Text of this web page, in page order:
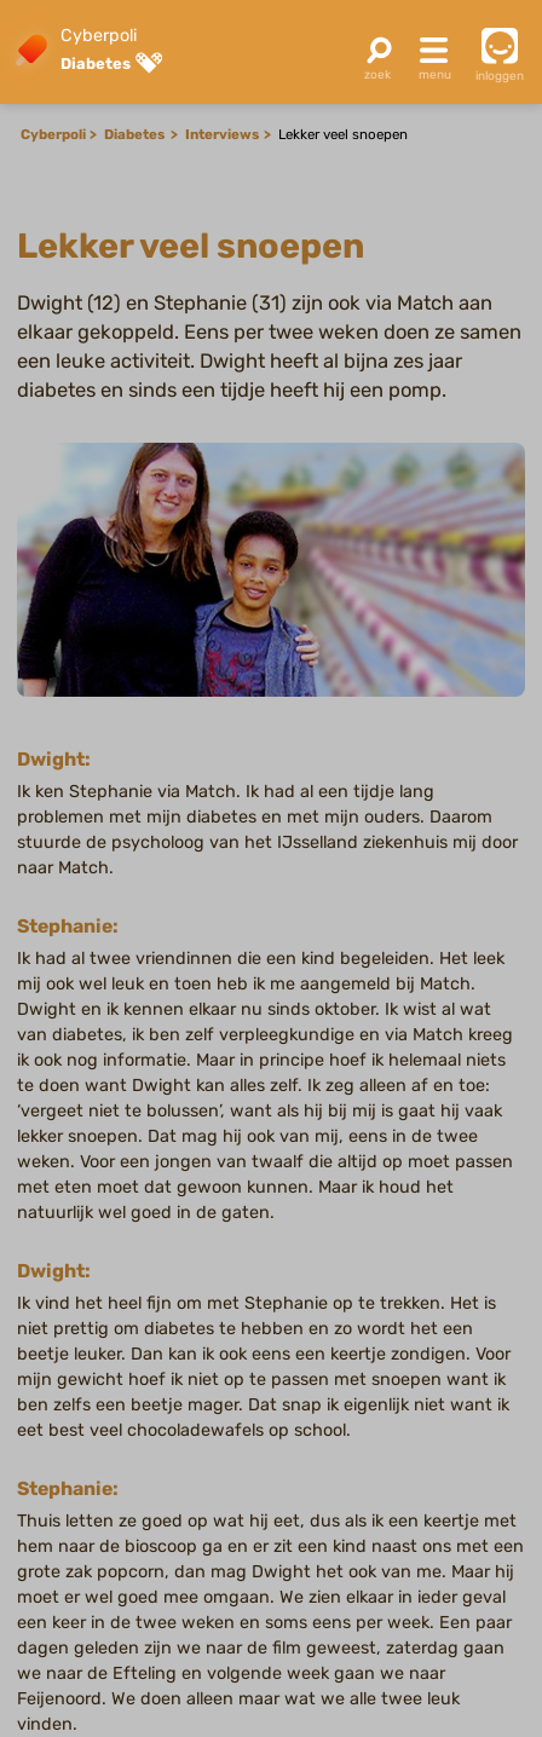
Cyberpoli
Diabetes
inloggen
Cyberpoli Diabetes Interviews Lekker veel snoepen
Lekker veel snoepen
Dwight (12) en Stephanie (31) zijn ook via Match aan
elkaar gekoppeld. Eens per twee weken doen ze samen
een leuke activiteit. Dwight heeft al bijna zes jaar
diabetes en sinds een tijdje heeft hij een pomp.
Dwight:
Ik ken Stephanie via Match. Ik had al een tijdje lang
problemen met mijn diabetes en met mijn ouders. Daarom
stuurde de psycholoog van het IJsselland ziekenhuis mij door
naar Match.
Stephanie:
Ik had al twee vriendinnen die een kind begeleiden. Het leek
mij ook wel leuk en toen heb ik me aangemeld bij Match.
Dwight en ik kennen elkaar nu sinds oktober. Ik wist al wat
van diabetes, ik ben zelf verpleegkundige en via Match kreeg
ik ook nog informatie. Maar in principe hoef ik helemaal niets
te doen want Dwight kan alles zelf. Ik zeg alleen af en toe:
‘vergeet niet te bolussen’, want als hij bij mij is gaat hij vaak
lekker snoepen. Dat mag hij ook van mij, eens in de twee
weken. Voor een jongen van twaalf die altijd op moet passen
met eten moet dat gewoon kunnen. Maar ik houd het
natuurlijk wel goed in de gaten.
Dwight:
Ik vind het heel fijn om met Stephanie op te trekken. Het is
niet prettig om diabetes te hebben en zo wordt het een
beetje leuker. Dan kan ik ook eens een keertje zondigen. Voor
mijn gewicht hoef ik niet op te passen met snoepen want ik
ben zelfs een beetje mager. Dat snap ik eigenlijk niet want ik
eet best veel chocoladewafels op school.
Stephanie:
Thuis letten ze goed op wat hij eet, dus als ik een keertje met
hem naar de bioscoop ga en er zit een kind naast ons met een
grote zak popcorn, dan mag Dwight het ook van me. Maar hij
moet er wel goed mee omgaan. We zien elkaar in ieder geval
een keer in de twee weken en soms eens per week. Een paar
dagen geleden zijn we naar de film geweest, zaterdag gaan
we naar de Efteling en volgende week gaan we naar
Feijenoord. We doen alleen maar wat we alle twee leuk
vinden.